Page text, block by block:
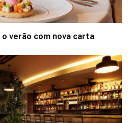
verão com nova carta